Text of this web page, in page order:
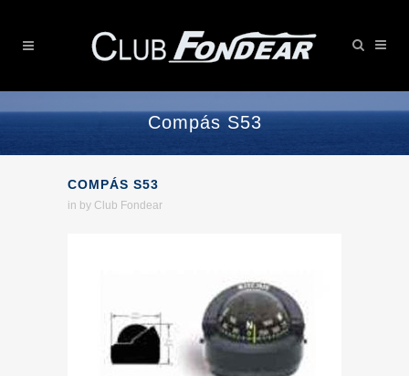
Compás S53
COMPÁS S53
in by Club Fondear